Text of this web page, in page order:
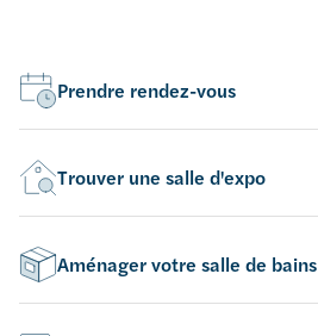
Prendre rendez-vous
Trouver une salle d'expo
Aménager votre salle de bains